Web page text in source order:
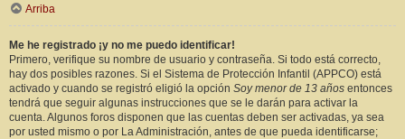
Arriba
Me he registrado ¡y no me puedo identificar!
Primero, verifique su nombre de usuario y contraseña. Si todo está correcto,
hay dos posibles razones. Si el Sistema de Protección Infantil (APPCO) está
activado y cuando se registró eligió la opción Soy menor de 13 años entonces
tendrá que seguir algunas instrucciones que se le darán para activar la
cuenta. Algunos foros disponen que las cuentas deben ser activadas, ya sea
por usted mismo o por La Administración, antes de que pueda identificarse;